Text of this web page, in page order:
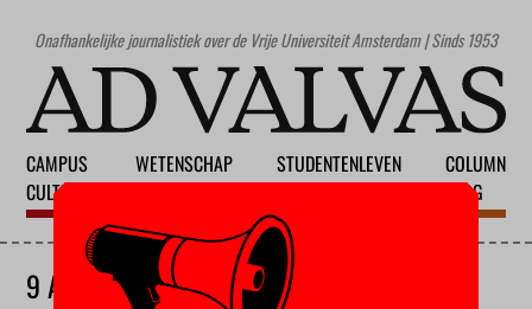
Onafhankelijke journalistiek over de Vrije Universiteit Amsterdam | Sinds 1953
CAMPUS
CULTUUR
WETENSCHAP
STUDENTENLEVEN
COLUMN
BLOG
9 AUGUSTUS 2026